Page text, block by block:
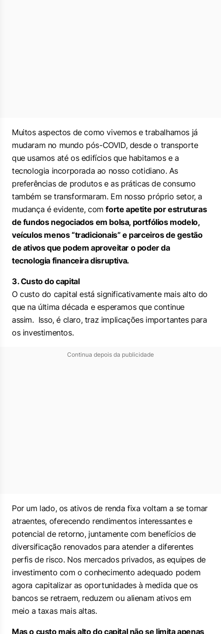
Muitos aspectos de como vivemos e trabalhamos já
mudaram no mundo pós-COVID, desde o transporte
que usamos até os edifícios que habitamos e a
tecnologia incorporada ao nosso cotidiano. As
preferências de produtos e as práticas de consumo
também se transformaram. Em nosso próprio setor, a
mudança é evidente, comforte apetite por estruturas
de fundos negociados em bolsa, portfólios modelo,
veículos menos “tradicionais” e parceiros de gestão
de ativos que podem aproveitar o poder da
tecnologia financeira disruptiva.
3. Custo do capital
O custo do capital está significativamente mais alto do
que na última década e esperamos que continue
assim. Isso, é claro, traz implicações importantes para
os investimentos.
Continua depois da publicidade
Por um lado, os ativos de renda fixa voltam a se tornar
atraentes, oferecendo rendimentos interessantes e
potencial de retorno, juntamente com benefícios de
diversificação renovados para atender a diferentes
perfis de risco. Nos mercados privados, as equipes de
investimento com o conhecimento adequado podem
agora capitalizar as oportunidades à medida que os
bancos se retraem, reduzem ou alienam ativos em
meio a taxas mais altas.
Mas o custo mais alto do capital não se limita apenas